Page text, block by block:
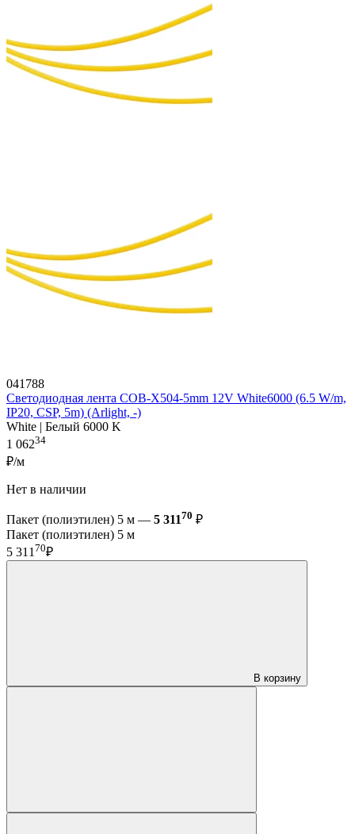
041788
Светодиодная лента COB-X504-5mm 12V White6000 (6.5 W/m,
IP20, CSP, 5m) (Arlight, -)
White | Белый 6000 K
1 06234
₽/м
Нет в наличии
Пакет (полиэтилен) 5 м — 5 31170 ₽
Пакет (полиэтилен) 5 м
5 311 70₽
В корзину